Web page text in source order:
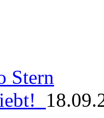
Stern